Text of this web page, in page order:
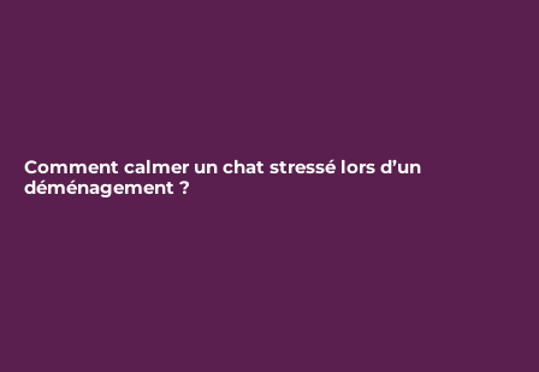
Comment calmer un chat stressé lors d’un
déménagement ?